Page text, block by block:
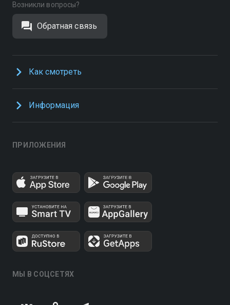
Возникли вопросы?
Обратная связь
Как смотреть
Информация
ПРИЛОЖЕНИЯ
МЫ В СОЦСЕТЯХ